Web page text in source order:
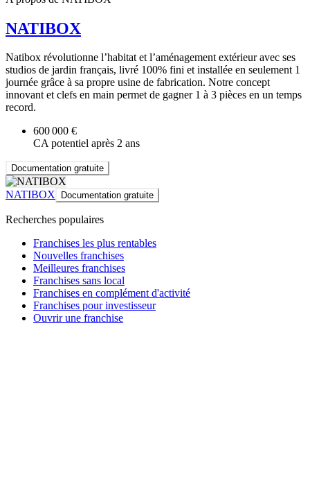
NATIBOX
Natibox révolutionne l’habitat et l’aménagement extérieur avec ses
studios de jardin français, livré 100% fini et installée en seulement 1
journée grâce à sa propre usine de fabrication. Notre concept
innovant et clefs en main permet de gagner 1 à 3 pièces en un temps
record.
600 000 €
CA potentiel après 2 ans
Documentation gratuite
NATIBOX Documentation gratuite
Recherches populaires
Franchises les plus rentables
Nouvelles franchises
Meilleures franchises
Franchises sans local
Franchises en complément d'activité
Franchises pour investisseur
Ouvrir une franchise